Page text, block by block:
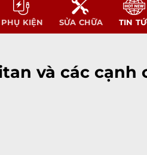
PHỤ KIỆN SỬA CHỮA TIN
và các cạnh